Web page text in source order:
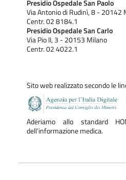
Presidio Ospedale San Paolo
Via Antonio di Rudinì, 8 - 20142
Centr. 02 8184.1
Presidio Ospedale San Carlo
Via Pio II, 3 - 20153 Milano
Centr. 02 4022.1
Sito web realizzato secondo le
Aderiamo allo standard
dell'informazione medica.